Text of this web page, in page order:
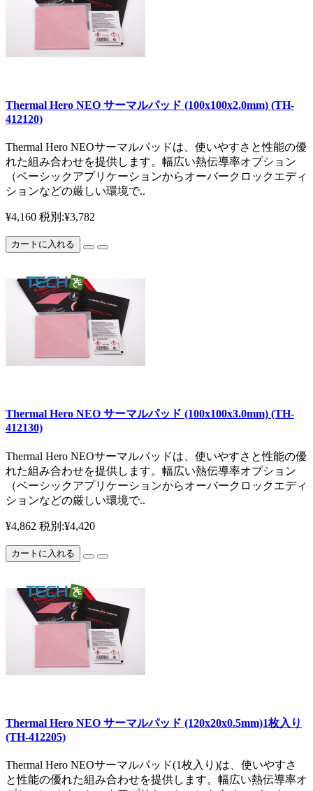
Thermal Hero NEO サーマルパッド (100x100x2.0mm) (TH-
412120)
Thermal Hero NEOサーマルパッドは、使いやすさと性能の優
れた組み合わせを提供します。幅広い熱伝導率オプション
（ベーシックアプリケーションからオーバークロックエディ
ションなどの厳しい環境で..
¥4,160 税別:¥3,782
カートに入れる
Thermal Hero NEO サーマルパッド (100x100x3.0mm) (TH-
412130)
Thermal Hero NEOサーマルパッドは、使いやすさと性能の優
れた組み合わせを提供します。幅広い熱伝導率オプション
（ベーシックアプリケーションからオーバークロックエディ
ションなどの厳しい環境で..
¥4,862 税別:¥4,420
カートに入れる
Thermal Hero NEO サーマルパッド (120x20x0.5mm)1枚入り
(TH-412205)
Thermal Hero NEOサーマルパッド(1枚入り)は、使いやすさ
と性能の優れた組み合わせを提供します。幅広い熱伝導率オ